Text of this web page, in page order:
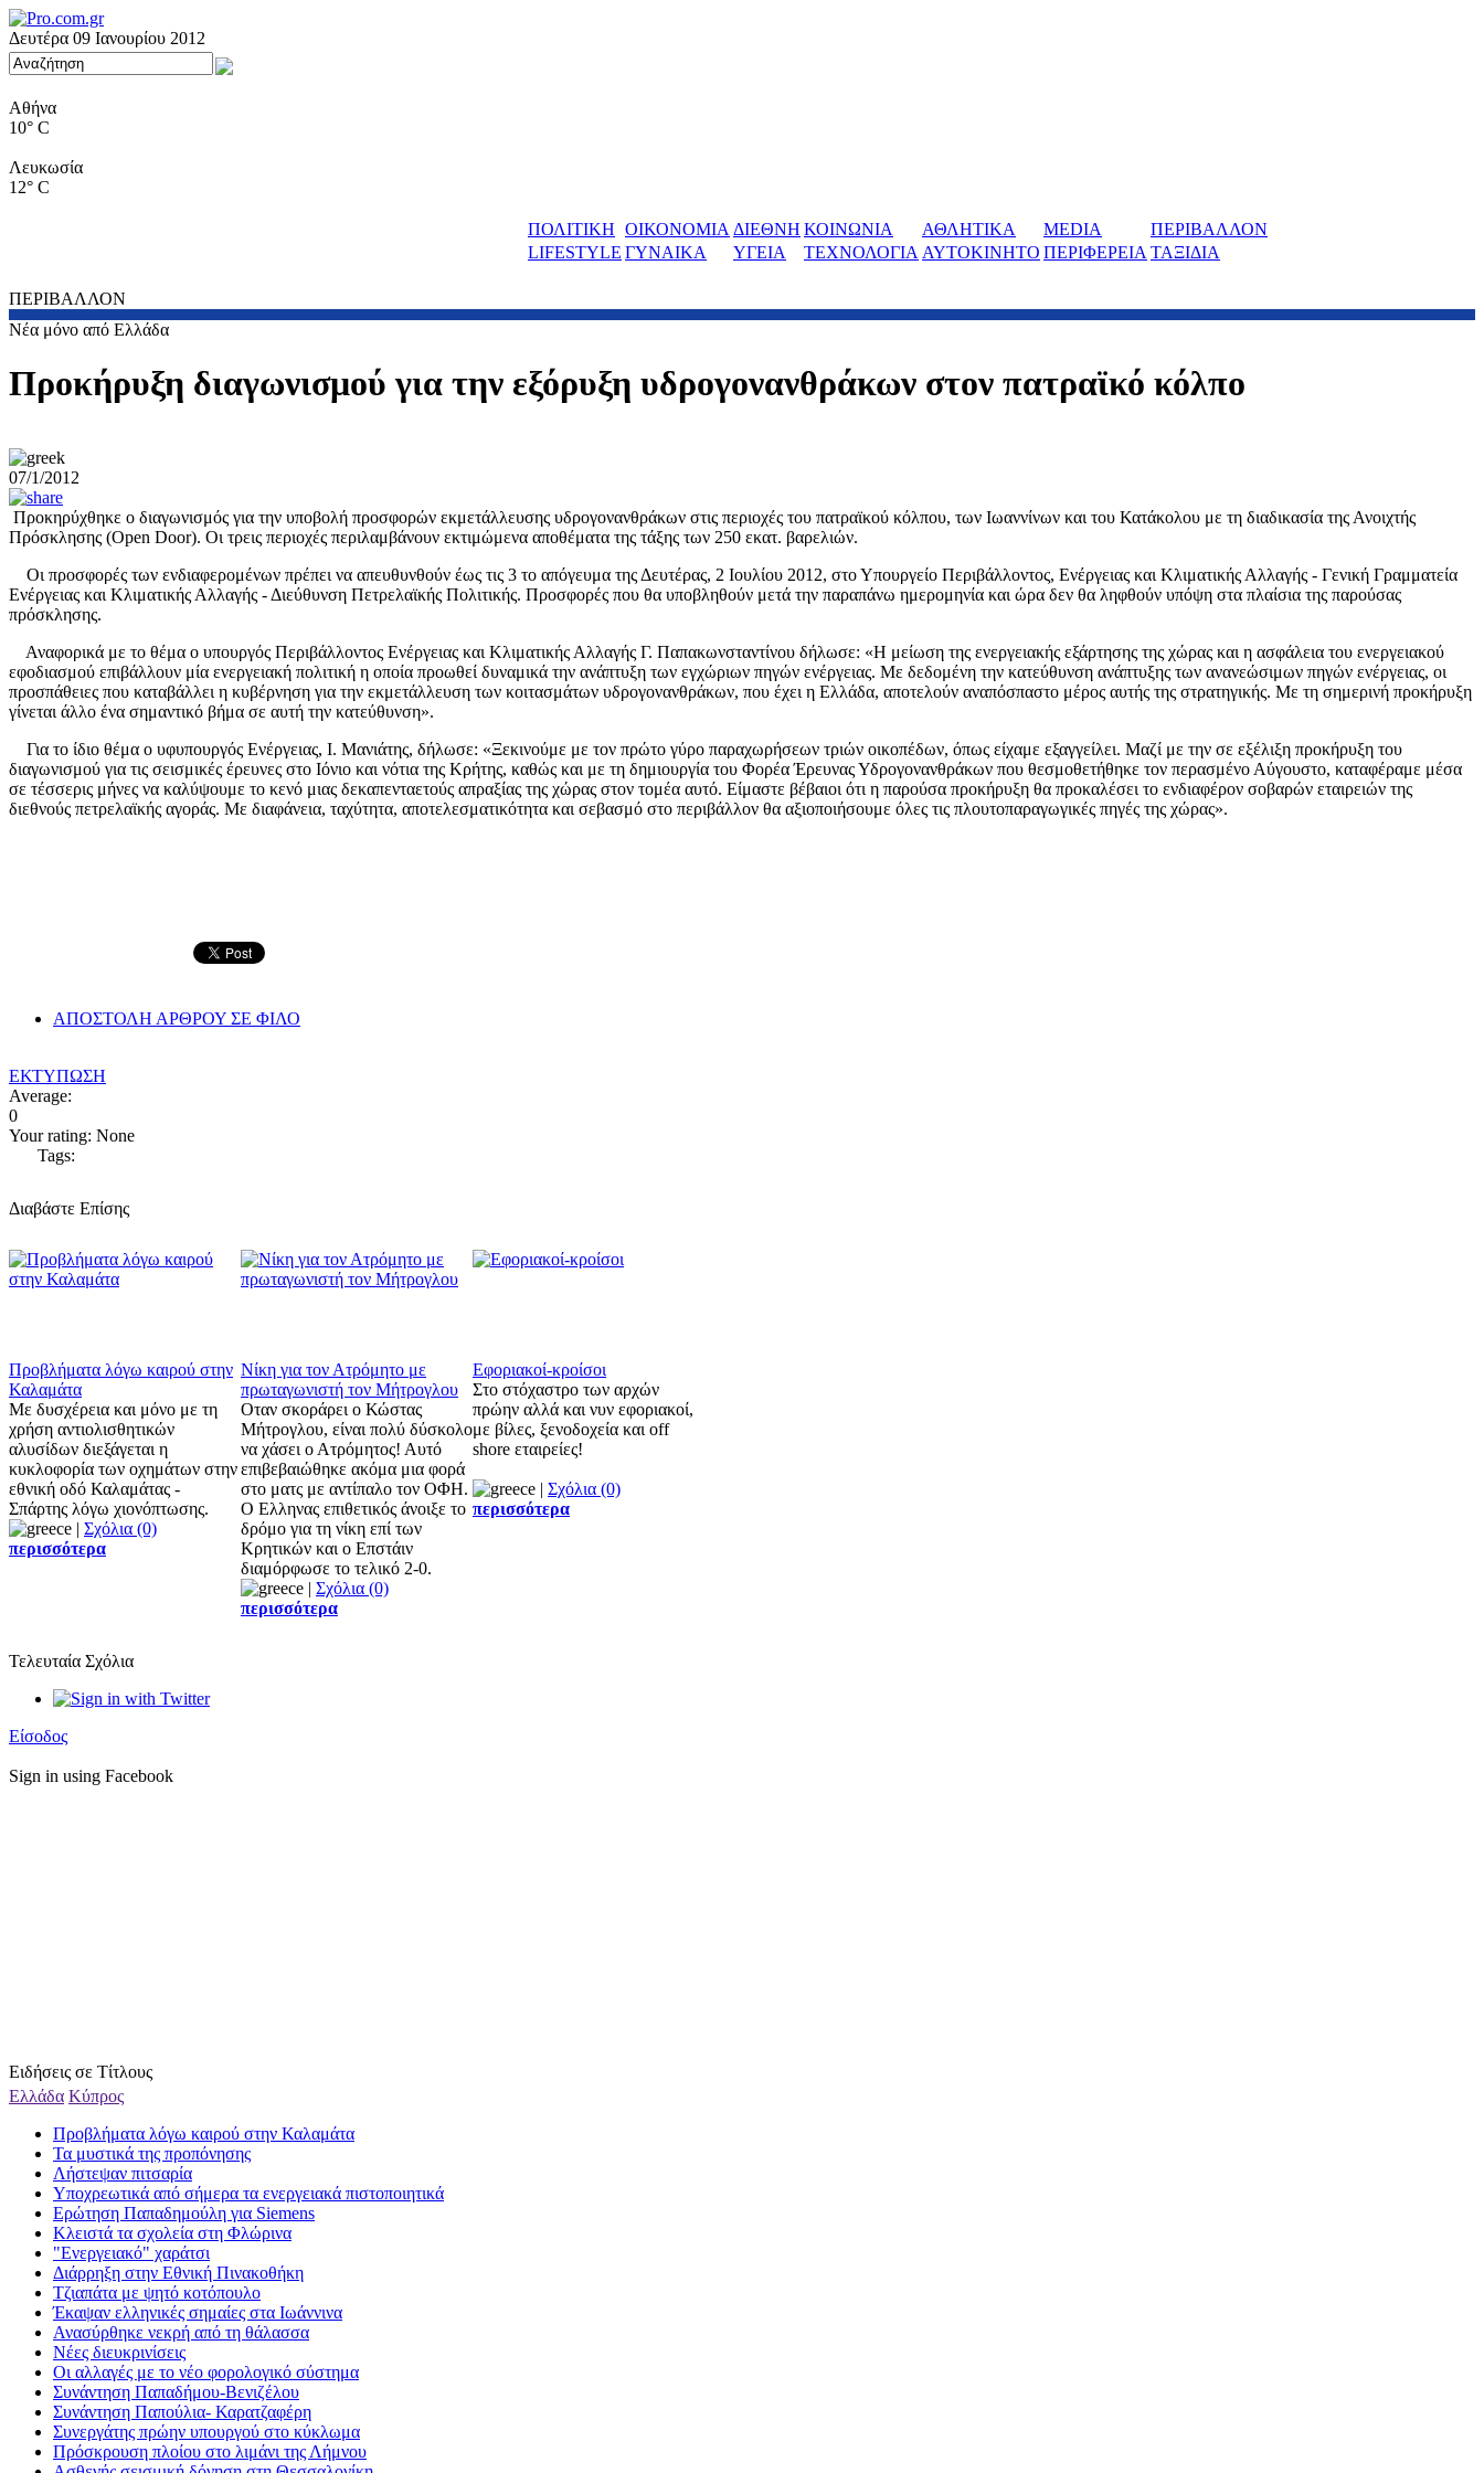
Δευτέρα 09 Ιανουρίου 2012
Αθήνα
10° C
Λευκωσία
12° C
ΠΟΛΙΤΙΚΗ ΟΙΚΟΝΟΜΙΑ ΔΙΕΘΝΗ ΚΟΙΝΩΝΙΑ ΑΘΛΗΤΙΚΑ MEDIA
ΠΕΡΙΒΑΛΛΟΝ
LIFESTYLE ΓΥΝΑΙΚΑ ΥΓΕΙΑ ΤΕΧΝΟΛΟΓΙΑ ΑΥΤΟΚΙΝΗΤΟ ΠΕΡΙΦΕΡΕΙΑ ΤΑΞΙΔΙΑ
ΠΕΡΙΒΑΛΛΟΝ
Νέα μόνο από Ελλάδα
Προκήρυξη διαγωνισμού για την εξόρυξη υδρογονανθράκων στον πατραϊκό κόλπο
07/1/2012
Προκηρύχθηκε ο διαγωνισμός για την υποβολή προσφορών εκμετάλλευσης υδρογονανθράκων στις περιοχές του πατραϊκού κόλπου, των Ιωαννίνων και του Κατάκολου με τη διαδικασία της Ανοιχτής
Πρόσκλησης (Open Door). Οι τρεις περιοχές περιλαμβάνουν εκτιμώμενα αποθέματα της τάξης των 250 εκατ. βαρελιών.
Οι προσφορές των ενδιαφερομένων πρέπει να απευθυνθούν έως τις 3 το απόγευμα της Δευτέρας, 2 Ιουλίου 2012, στο Υπουργείο Περιβάλλοντος, Ενέργειας και Κλιματικής Αλλαγής - Γενική Γραμματεία
Ενέργειας και Κλιματικής Αλλαγής - Διεύθυνση Πετρελαϊκής Πολιτικής. Προσφορές που θα υποβληθούν μετά την παραπάνω ημερομηνία και ώρα δεν θα ληφθούν υπόψη στα πλαίσια της παρούσας
πρόσκλησης.
Αναφορικά με το θέμα ο υπουργός Περιβάλλοντος Ενέργειας και Κλιματικής Αλλαγής Γ. Παπακωνσταντίνου δήλωσε: «Η μείωση της ενεργειακής εξάρτησης της χώρας και η ασφάλεια του ενεργειακού
εφοδιασμού επιβάλλουν μία ενεργειακή πολιτική η οποία προωθεί δυναμικά την ανάπτυξη των εγχώριων πηγών ενέργειας. Με δεδομένη την κατεύθυνση ανάπτυξης των ανανεώσιμων πηγών ενέργειας, οι
προσπάθειες που καταβάλλει η κυβέρνηση για την εκμετάλλευση των κοιτασμάτων υδρογονανθράκων, που έχει η Ελλάδα, αποτελούν αναπόσπαστο μέρος αυτής της στρατηγικής. Με τη σημερινή προκήρυξη
γίνεται άλλο ένα σημαντικό βήμα σε αυτή την κατεύθυνση».
Για το ίδιο θέμα ο υφυπουργός Ενέργειας, Ι. Μανιάτης, δήλωσε: «Ξεκινούμε με τον πρώτο γύρο παραχωρήσεων τριών οικοπέδων, όπως είχαμε εξαγγείλει. Μαζί με την σε εξέλιξη προκήρυξη του
διαγωνισμού για τις σεισμικές έρευνες στο Ιόνιο και νότια της Κρήτης, καθώς και με τη δημιουργία του Φορέα Έρευνας Υδρογονανθράκων που θεσμοθετήθηκε τον περασμένο Αύγουστο, καταφέραμε μέσα
σε τέσσερις μήνες να καλύψουμε το κενό μιας δεκαπενταετούς απραξίας της χώρας στον τομέα αυτό. Είμαστε βέβαιοι ότι η παρούσα προκήρυξη θα προκαλέσει το ενδιαφέρον σοβαρών εταιρειών της
διεθνούς πετρελαϊκής αγοράς. Με διαφάνεια, ταχύτητα, αποτελεσματικότητα και σεβασμό στο περιβάλλον θα αξιοποιήσουμε όλες τις πλουτοπαραγωγικές πηγές της χώρας».
ΑΠΟΣΤΟΛΗ ΑΡΘΡΟΥ ΣΕ ΦΙΛΟ
ΕΚΤΥΠΩΣΗ
Average:
0
Your rating: None
Tags:
Διαβάστε Επίσης
Προβλήματα λόγω καιρού στην
Καλαμάτα
Με δυσχέρεια και μόνο με τη
χρήση αντιολισθητικών
αλυσίδων διεξάγεται η
κυκλοφορία των οχημάτων στην
εθνική οδό Καλαμάτας -
Σπάρτης λόγω χιονόπτωσης.
| Σχόλια (0)
περισσότερα
Νίκη για τον Ατρόμητο με
πρωταγωνιστή τον Μήτρογλου
Οταν σκοράρει ο Κώστας
Μήτρογλου, είναι πολύ δύσκολο
να χάσει ο Ατρόμητος! Αυτό
επιβεβαιώθηκε ακόμα μια φορά
στο ματς με αντίπαλο τον ΟΦΗ.
Ο Ελληνας επιθετικός άνοιξε το
δρόμο για τη νίκη επί των
Κρητικών και ο Επστάιν
διαμόρφωσε το τελικό 2-0.
| Σχόλια (0)
περισσότερα
Εφοριακοί-κροίσοι
Στο στόχαστρο των αρχών
πρώην αλλά και νυν εφοριακοί,
με βίλες, ξενοδοχεία και off
shore εταιρείες!
| Σχόλια (0)
περισσότερα
Τελευταία Σχόλια
Είσοδος
Sign in using Facebook
Ειδήσεις σε Τίτλους
Ελλάδα Κύπρος
Προβλήματα λόγω καιρού στην Καλαμάτα
Τα μυστικά της προπόνησης
Λήστεψαν πιτσαρία
Υποχρεωτικά από σήμερα τα ενεργειακά πιστοποιητικά
Ερώτηση Παπαδημούλη για Siemens
Κλειστά τα σχολεία στη Φλώρινα
"Ενεργειακό" χαράτσι
Διάρρηξη στην Εθνική Πινακοθήκη
Τζιαπάτα με ψητό κοτόπουλο
Έκαψαν ελληνικές σημαίες στα Ιωάννινα
Ανασύρθηκε νεκρή από τη θάλασσα
Νέες διευκρινίσεις
Οι αλλαγές με το νέο φορολογικό σύστημα
Συνάντηση Παπαδήμου-Βενιζέλου
Συνάντηση Παπούλια- Καρατζαφέρη
Συνεργάτης πρώην υπουργού στο κύκλωμα
Πρόσκρουση πλοίου στο λιμάνι της Λήμνου